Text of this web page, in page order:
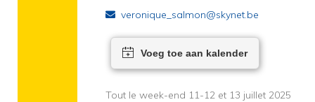
veronique_salmon@skynet.be
Voeg toe aan kalender
Tout le week-end 11-12 et 13 juillet 2025